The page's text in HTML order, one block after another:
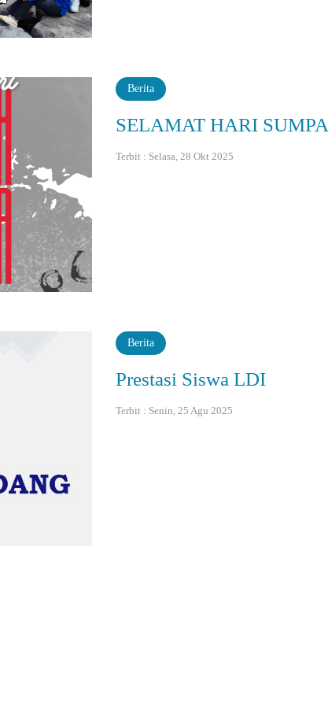
Berita
SELAMAT HARI
Terbit : Selasa, 28 Okt 2025
Berita
Prestasi Siswa LDI
Terbit : Senin, 25 Agu 2025